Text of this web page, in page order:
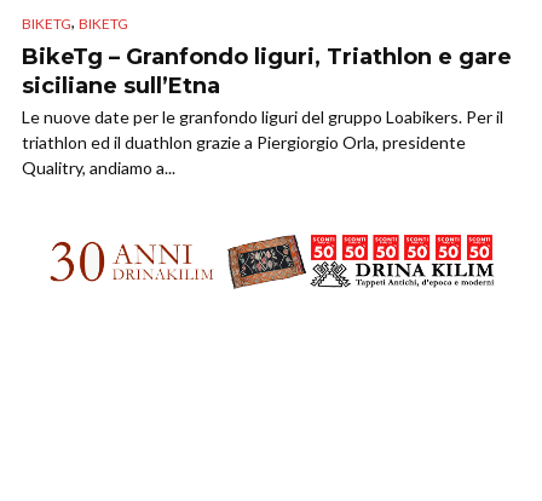
BIKETG, BIKETG
BikeTg – Granfondo liguri, Triathlon e gare
siciliane sull’Etna
Le nuove date per le granfondo liguri del gruppo Loabikers. Per il
triathlon ed il duathlon grazie a Piergiorgio Orla, presidente
Qualitry, andiamo a...